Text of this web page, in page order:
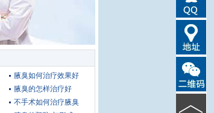
腋臭如何治疗效果好
腋臭的怎样治疗好
不手术如何治疗腋臭